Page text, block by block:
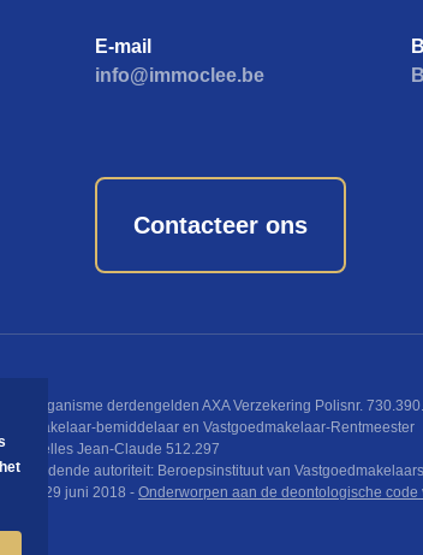
E-mail
info@immoclee.be
Contacteer ons
derdengelden AXA Verzekering Polisnr.
bemiddelaar en Vastgoedmakelaar-Rentmeester
Nivelles Jean-Claude 512.297
autoriteit: Beroepsinstituut van
KB 29 juni 2018 - Onderworpen aan de deontologische code